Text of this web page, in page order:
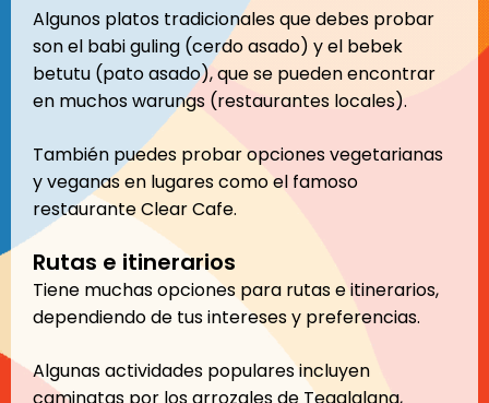
Algunos platos tradicionales que debes probar
son el babi guling (cerdo asado) y el bebek
betutu (pato asado), que se pueden encontrar
en muchos warungs (restaurantes locales).
También puedes probar opciones vegetarianas
y veganas en lugares como el famoso
restaurante Clear Cafe.
Rutas e itinerarios
Tiene muchas opciones para rutas e itinerarios,
dependiendo de tus intereses y preferencias.
Algunas actividades populares incluyen